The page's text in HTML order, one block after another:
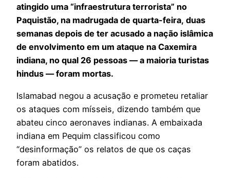
atingido uma “infraestrutura terrorista” no
Paquistão, na madrugada de quarta-feira, duas
semanas depois de ter acusado a nação islâmica
de envolvimento em um ataque na Caxemira
indiana, no qual 26 pessoas — a maioria turistas
hindus — foram mortas.
Islamabad negou a acusação e prometeu retaliar
os ataques com mísseis, dizendo também que
abateu cinco aeronaves indianas. A embaixada
indiana em Pequim classificou como
“desinformação” os relatos de que os caças
foram abatidos.